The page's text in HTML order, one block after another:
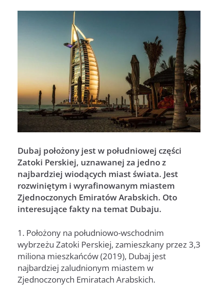
Dubaj położony jest w południowej części
Zatoki Perskiej, uznawanej za jedno z
najbardziej wiodących miast świata. Jest
rozwiniętym i wyrafinowanym miastem
Zjednoczonych Emiratów Arabskich. Oto
interesujące fakty na temat Dubaju.
1. Położony na południowo-wschodnim
wybrzeżu Zatoki Perskiej, zamieszkany przez 3,3
miliona mieszkańców (2019), Dubaj jest
najbardziej zaludnionym miastem w
Zjednoczonych Emiratach Arabskich.